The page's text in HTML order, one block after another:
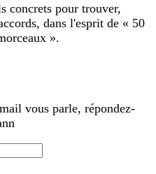
concrets pour trouver,
dans l'esprit de « 50
».
vous parle, répondez-